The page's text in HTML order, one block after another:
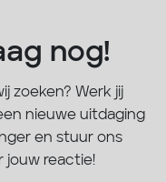
nog!
zoeken? Werk jij
nieuwe uitdaging
en stuur ons
jouw reactie!